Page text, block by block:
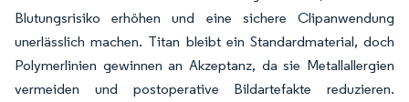
Blutungsrisiko erhöhen und eine sichere Clipanwendung
unerlässlich machen. Titan bleibt ein Standardmaterial, doch
Polymerlinien gewinnen an Akzeptanz, da sie Metallallergien
vermeiden und postoperative Bildartefakte reduzieren.